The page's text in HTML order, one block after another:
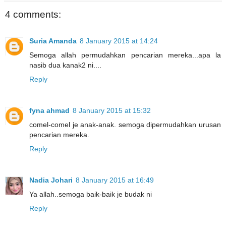
4 comments:
Suria Amanda 8 January 2015 at 14:24
Semoga allah permudahkan pencarian mereka...apa la
nasib dua kanak2 ni....
Reply
fyna ahmad 8 January 2015 at 15:32
comel-comel je anak-anak. semoga dipermudahkan urusan
pencarian mereka.
Reply
Nadia Johari 8 January 2015 at 16:49
Ya allah..semoga baik-baik je budak ni
Reply